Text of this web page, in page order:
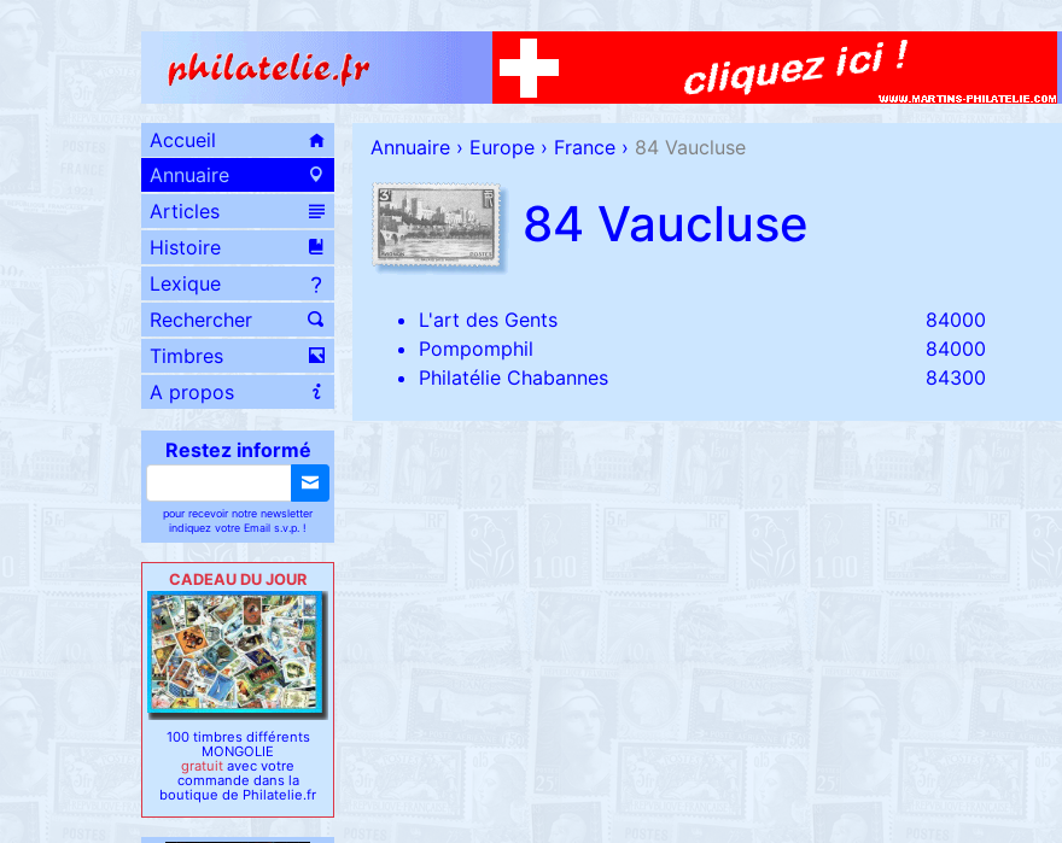
Accueil
Annuaire
Articles
Histoire
Lexique
Rechercher
Timbres
A propos
Restez informé
pour recevoir notre newsletter
indiquez votre Email s.v.p. !
CADEAU DU JOUR
100 timbres différents
MONGOLIE
gratuit avec votre
commande dans la
boutique de Philatelie.fr
Annuaire › Europe › France › 84 Vaucluse
84 Vaucluse
L'art des Gents 84000
Pompomphil
84000
Philatélie Chabannes
84300